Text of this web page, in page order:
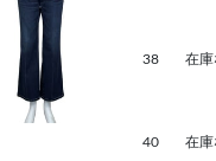
38 在
40 在